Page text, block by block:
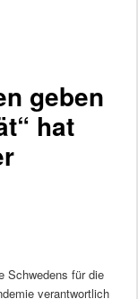
geben
hat
Schwedens für die
verantwortlich